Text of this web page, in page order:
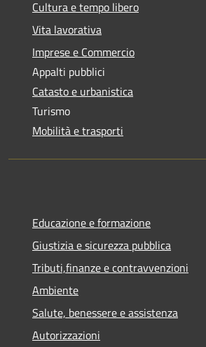
Cultura e tempo libero
Vita lavorativa
Imprese e Commercio
Appalti pubblici
Catasto e urbanistica
Turismo
Mobilità e trasporti
Educazione e formazione
Giustizia e sicurezza pubblica
Tributi,finanze e contravvenzioni
Ambiente
Salute, benessere e assistenza
Autorizzazioni